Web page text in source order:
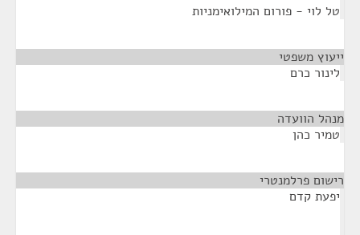
טל לוי - פורום המילואימניות
ייעוץ משפטי
לינור כרם
מנהל הוועדה
טמיר כהן
רישום פרלמנטרי
יפעת קדם